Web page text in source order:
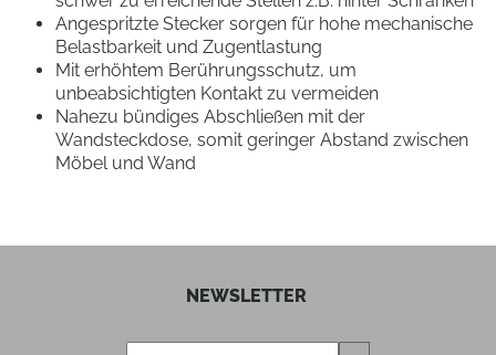
Angespritzte Stecker sorgen für hohe mechanische
Belastbarkeit und Zugentlastung
Mit erhöhtem Berührungsschutz, um
unbeabsichtigten Kontakt zu vermeiden
Nahezu bündiges Abschließen mit der
Wandsteckdose, somit geringer Abstand zwischen
Möbel und Wand
NEWSLETTER